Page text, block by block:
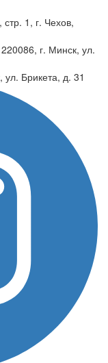
1, г. Чехов,
г. Минск, ул.
Брикета, д. 31